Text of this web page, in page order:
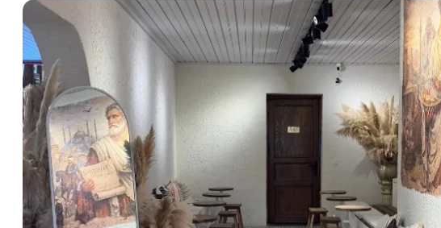
Що ви отримаєте
Як це працює
Гарантія заощаджень